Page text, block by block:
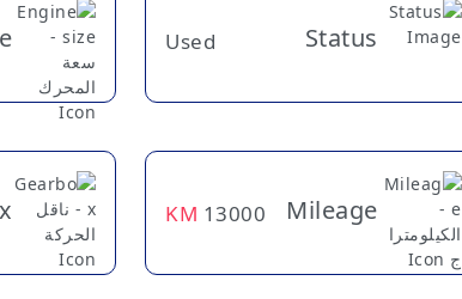
Status
Used
Mileage
13000
KM